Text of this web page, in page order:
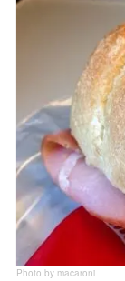
Photo by macaroni